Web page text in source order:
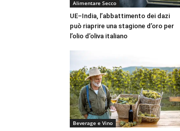
Alimentare Secco
UE–India, l’abbattimento dei dazi
può riaprire una stagione d’oro per
l’olio d’oliva italiano
Beverage e Vino